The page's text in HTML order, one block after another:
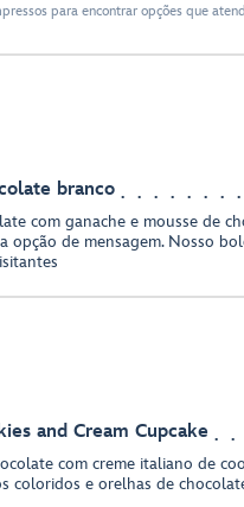
para encontrar opções que
branco
com ganache e mousse de
opção de mensagem. Nosso
and Cream Cupcake
com creme italiano de
coloridos e orelhas de